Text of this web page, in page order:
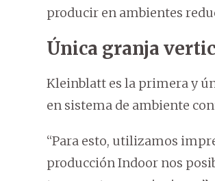
producir en ambientes
Única granja
Kleinblatt es la primera y
en sistema de ambiente
“Para esto, utilizamos
producción Indoor nos